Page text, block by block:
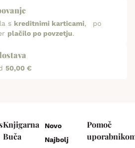
s kreditnimi karticami, po
plačilo po povzetju.
50,00 €
Knjigarna
Buča
Novo
Najbolj
Pomoč